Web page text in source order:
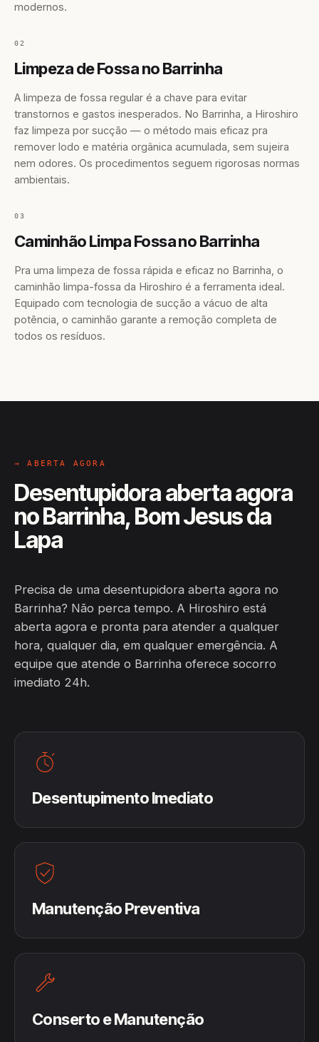
modernos.
02
Limpeza de Fossa no Barrinha
A limpeza de fossa regular é a chave para evitar
transtornos e gastos inesperados. No Barrinha, a Hiroshiro
faz limpeza por sucção — o método mais eficaz pra
remover lodo e matéria orgânica acumulada, sem sujeira
nem odores. Os procedimentos seguem rigorosas normas
ambientais.
03
Caminhão Limpa Fossa no Barrinha
Pra uma limpeza de fossa rápida e eficaz no Barrinha, o
caminhão limpa-fossa da Hiroshiro é a ferramenta ideal.
Equipado com tecnologia de sucção a vácuo de alta
potência, o caminhão garante a remoção completa de
todos os resíduos.
→ ABERTA AGORA
Desentupidora aberta agora
no Barrinha, Bom Jesus da
Lapa
Precisa de uma desentupidora aberta agora no
Barrinha? Não perca tempo. A Hiroshiro está
aberta agora e pronta para atender a qualquer
hora, qualquer dia, em qualquer emergência. A
equipe que atende o Barrinha oferece socorro
imediato 24h.
Desentupimento Imediato
Manutenção Preventiva
Conserto e Manutenção